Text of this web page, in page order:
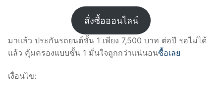
สั่งซื้อออนไลน์
มาแล้ว ประกันรถยนต์ชั้น 1 เพียง 7,500 บาท ต่อปี รอไม่ได้
แล้ว คุ้มครองแบบชั้น 1 มั่นใจถูกกว่าแน่นอนซื้อเลย
เงื่อนไข: